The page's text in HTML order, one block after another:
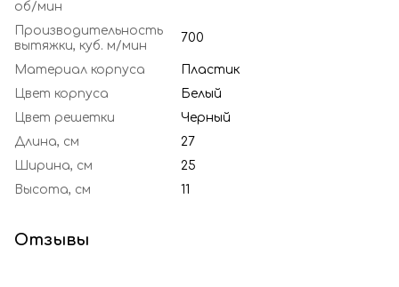
об/мин
Производительность
вытяжки, куб. м/мин
700
Материал корпуса
Пластик
Цвет корпуса
Белый
Цвет решетки
Черный
Длина, см
27
Ширина, см
25
Высота, см
11
Отзывы